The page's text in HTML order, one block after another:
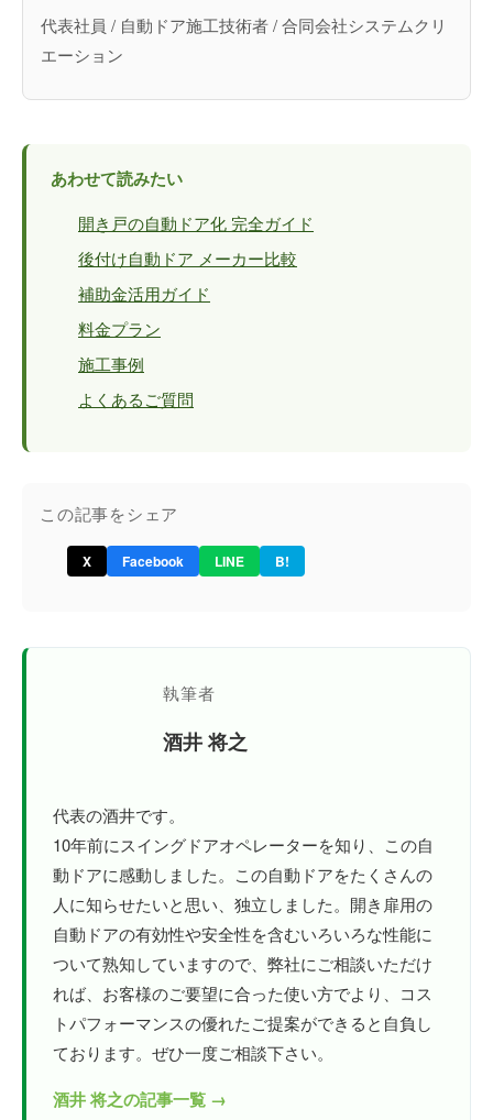
代表社員 / 自動ドア施工技術者 / 合同会社システムクリ
エーション
あわせて読みたい
開き戸の自動ドア化 完全ガイド
後付け自動ドア メーカー比較
補助金活用ガイド
料金プラン
施工事例
よくあるご質問
この記事をシェア
X Facebook LINE B!
執筆者
酒井 将之
代表の酒井です。
10年前にスイングドアオペレーターを知り、この自
動ドアに感動しました。この自動ドアをたくさんの
人に知らせたいと思い、独立しました。開き扉用の
自動ドアの有効性や安全性を含むいろいろな性能に
ついて熟知していますので、弊社にご相談いただけ
れば、お客様のご要望に合った使い方でより、コス
トパフォーマンスの優れたご提案ができると自負し
ております。ぜひ一度ご相談下さい。
酒井 将之の記事一覧 →